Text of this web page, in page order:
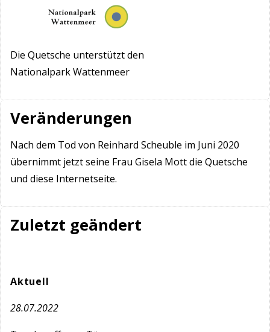
Die Quetsche unterstützt den
Nationalpark Wattenmeer
Veränderungen
Nach dem Tod von Reinhard Scheuble im Juni 2020
übernimmt jetzt seine Frau Gisela Mott die Quetsche
und diese Internetseite.
Zuletzt geändert
Aktuell
28.07.2022